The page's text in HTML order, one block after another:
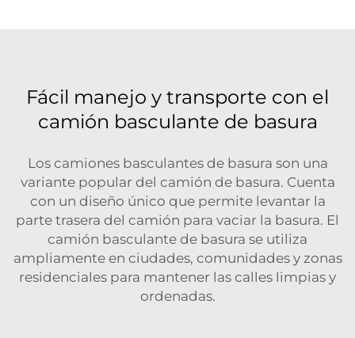
Fácil manejo y transporte con el
camión basculante de basura
Los camiones basculantes de basura son una
variante popular del camión de basura. Cuenta
con un diseño único que permite levantar la
parte trasera del camión para vaciar la basura. El
camión basculante de basura se utiliza
ampliamente en ciudades, comunidades y zonas
residenciales para mantener las calles limpias y
ordenadas.